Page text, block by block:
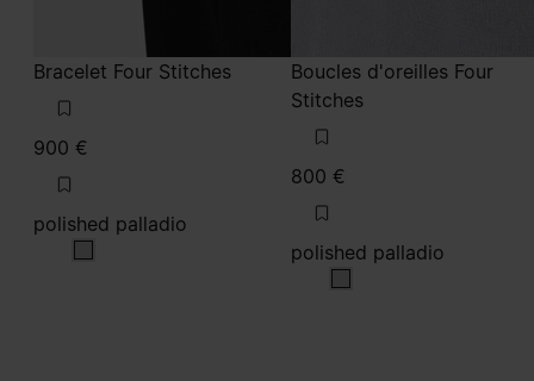
Bracelet Four Stitches
900 €
polished palladio
polished palladio
Boucles d'oreilles Four
Stitches
800 €
polished palladio
polished palladio